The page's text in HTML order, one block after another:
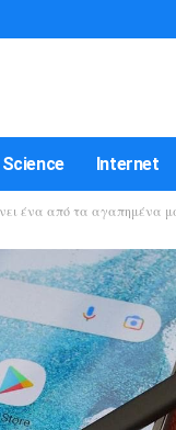
Science Internet
ένα από τα αγαπημένα